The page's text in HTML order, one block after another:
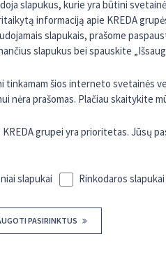
slapukus, kurie yra būtini
informaciją apie KREDA
slapukais, prašome
slapukus bei spauskite
tinkamam šios interneto svetainės
nėra prašomas. Plačiau skaitykite
grupei yra prioritetas. Jūsų
slapukai Rinkodaros slapukai
PASIRINKTUS
ataskaitoje nurodyta,
už paslaugų naudojimąsi
dėmesį, jog Komisinio
nemokama. Ataskaita(-os) už
Sąskaitos sutartį, Komisinio
nutraukimo dienos.
informacijos, kaip Unijos nariai/